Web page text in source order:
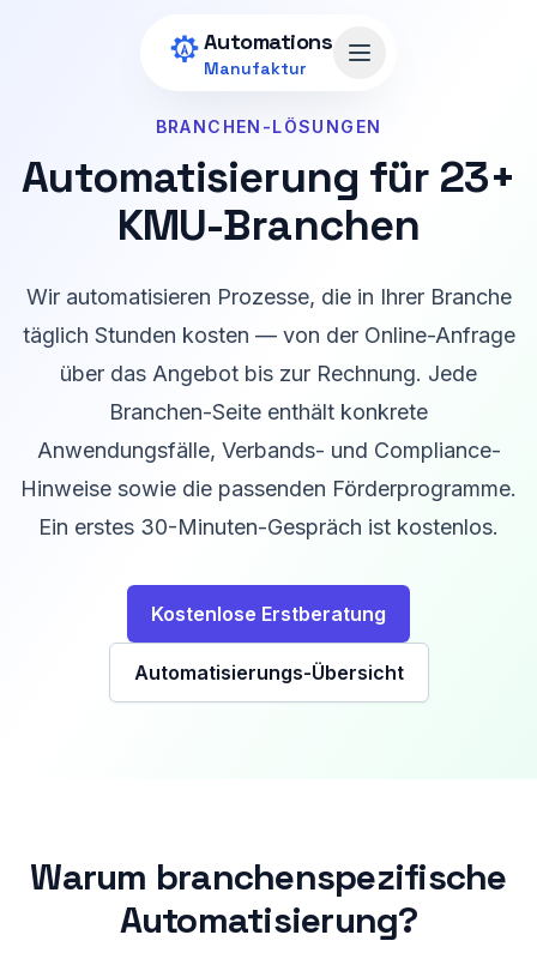
Automations
Manufaktur Menü öffnen
BRANCHEN-LÖSUNGEN
Automatisierung für 23+
KMU-Branchen
Wir automatisieren Prozesse, die in Ihrer Branche
täglich Stunden kosten — von der Online-Anfrage
über das Angebot bis zur Rechnung. Jede
Branchen-Seite enthält konkrete
Anwendungsfälle, Verbands- und Compliance-
Hinweise sowie die passenden Förderprogramme.
Ein erstes 30-Minuten-Gespräch ist kostenlos.
Kostenlose Erstberatung
Automatisierungs-Übersicht
Warum branchenspezifische
Automatisierung?